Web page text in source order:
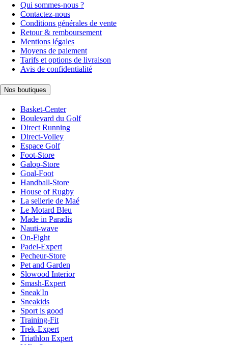
Qui sommes-nous ?
Contactez-nous
Conditions générales de vente
Retour & remboursement
Mentions légales
Moyens de paiement
Tarifs et options de livraison
Avis de confidentialité
Nos boutiques
Basket-Center
Boulevard du Golf
Direct Running
Direct-Volley
Espace Golf
Foot-Store
Galop-Store
Goal-Foot
Handball-Store
House of Rugby
La sellerie de Maé
Le Motard Bleu
Made in Paradis
Nauti-wave
On-Fight
Padel-Expert
Pecheur-Store
Pet and Garden
Slowood Interior
Smash-Expert
Sneak'In
Sneakids
Sport is good
Training-Fit
Trek-Expert
Triathlon Expert